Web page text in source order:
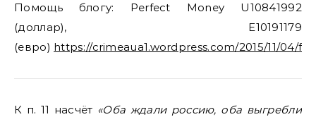
Помощь блогу: Perfect Money U10841992
(доллар), E10191179
(евро) https://crimeaua1.wordpress.com/2015/11/04/
К п. 11 насчёт «Оба ждали россию, оба выгребли